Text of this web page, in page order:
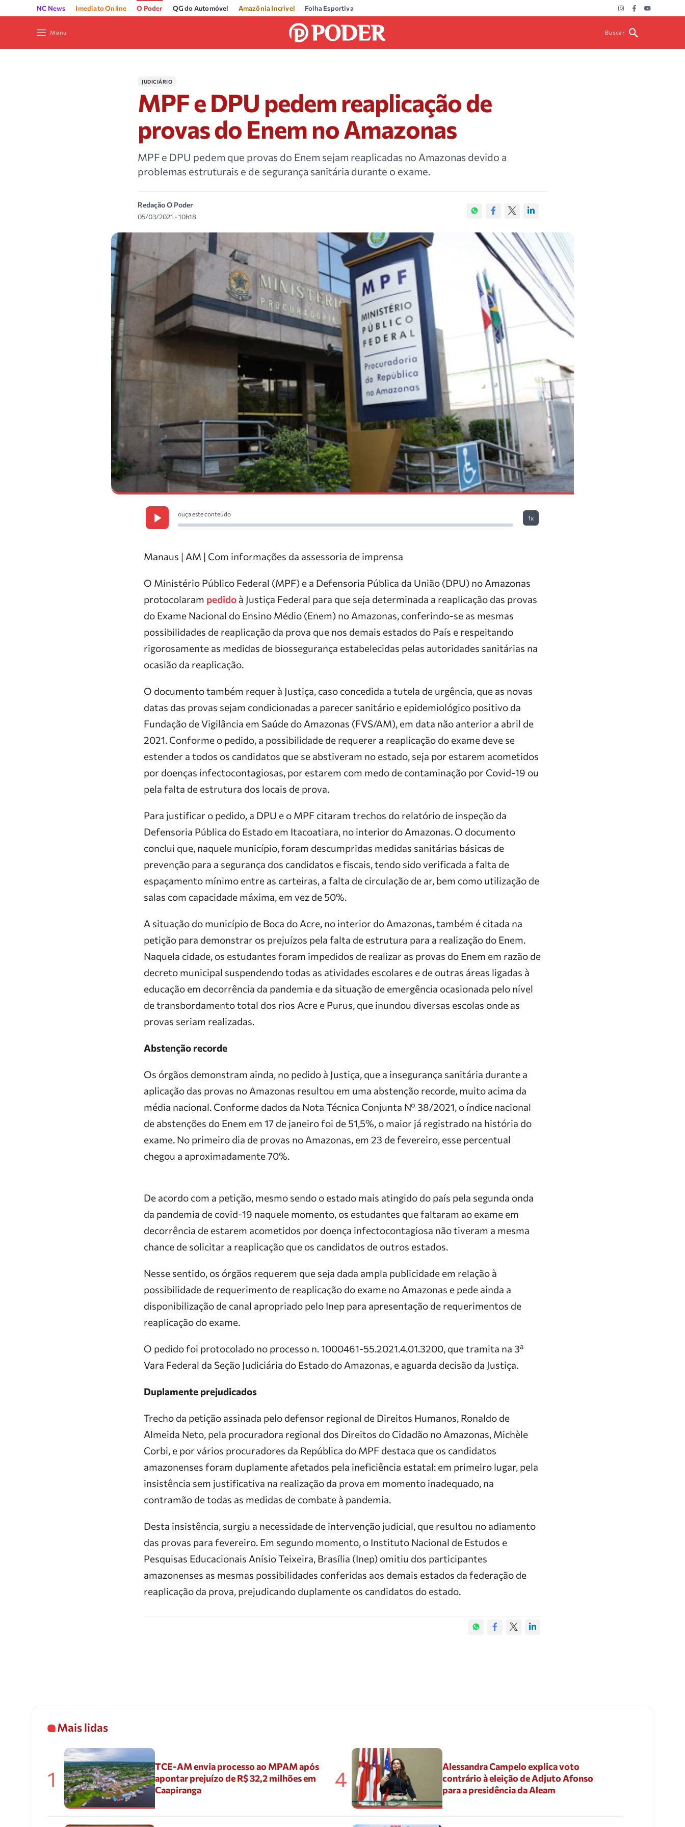
NC News Imediato Online O Poder QG do Automóvel Amazônia Incrível Folha Esportiva
Menu Buscar
JUDICIÁRIO
MPF e DPU pedem reaplicação de
provas do Enem no Amazonas
MPF e DPU pedem que provas do Enem sejam reaplicadas no Amazonas devido a
problemas estruturais e de segurança sanitária durante o exame.
Redação O Poder
05/03/2021 - 10h18
ouça este conteúdo
1x
Manaus | AM | Com informações da assessoria de imprensa
O Ministério Público Federal (MPF) e a Defensoria Pública da União (DPU) no Amazonas
protocolaram pedido à Justiça Federal para que seja determinada a reaplicação das provas
do Exame Nacional do Ensino Médio (Enem) no Amazonas, conferindo-se as mesmas
possibilidades de reaplicação da prova que nos demais estados do País e respeitando
rigorosamente as medidas de biossegurança estabelecidas pelas autoridades sanitárias na
ocasião da reaplicação.
O documento também requer à Justiça, caso concedida a tutela de urgência, que as novas
datas das provas sejam condicionadas a parecer sanitário e epidemiológico positivo da
Fundação de Vigilância em Saúde do Amazonas (FVS/AM), em data não anterior a abril de
2021. Conforme o pedido, a possibilidade de requerer a reaplicação do exame deve se
estender a todos os candidatos que se abstiveram no estado, seja por estarem acometidos
por doenças infectocontagiosas, por estarem com medo de contaminação por Covid-19 ou
pela falta de estrutura dos locais de prova.
Para justificar o pedido, a DPU e o MPF citaram trechos do relatório de inspeção da
Defensoria Pública do Estado em Itacoatiara, no interior do Amazonas. O documento
conclui que, naquele município, foram descumpridas medidas sanitárias básicas de
prevenção para a segurança dos candidatos e fiscais, tendo sido verificada a falta de
espaçamento mínimo entre as carteiras, a falta de circulação de ar, bem como utilização de
salas com capacidade máxima, em vez de 50%.
A situação do município de Boca do Acre, no interior do Amazonas, também é citada na
petição para demonstrar os prejuízos pela falta de estrutura para a realização do Enem.
Naquela cidade, os estudantes foram impedidos de realizar as provas do Enem em razão de
decreto municipal suspendendo todas as atividades escolares e de outras áreas ligadas à
educação em decorrência da pandemia e da situação de emergência ocasionada pelo nível
de transbordamento total dos rios Acre e Purus, que inundou diversas escolas onde as
provas seriam realizadas.
Abstenção recorde
Os órgãos demonstram ainda, no pedido à Justiça, que a insegurança sanitária durante a
aplicação das provas no Amazonas resultou em uma abstenção recorde, muito acima da
média nacional. Conforme dados da Nota Técnica Conjunta Nº 38/2021, o índice nacional
de abstenções do Enem em 17 de janeiro foi de 51,5%, o maior já registrado na história do
exame. No primeiro dia de provas no Amazonas, em 23 de fevereiro, esse percentual
chegou a aproximadamente 70%.
De acordo com a petição, mesmo sendo o estado mais atingido do país pela segunda onda
da pandemia de covid-19 naquele momento, os estudantes que faltaram ao exame em
decorrência de estarem acometidos por doença infectocontagiosa não tiveram a mesma
chance de solicitar a reaplicação que os candidatos de outros estados.
Nesse sentido, os órgãos requerem que seja dada ampla publicidade em relação à
possibilidade de requerimento de reaplicação do exame no Amazonas e pede ainda a
disponibilização de canal apropriado pelo Inep para apresentação de requerimentos de
reaplicação do exame.
O pedido foi protocolado no processo n. 1000461-55.2021.4.01.3200, que tramita na 3ª
Vara Federal da Seção Judiciária do Estado do Amazonas, e aguarda decisão da Justiça.
Duplamente prejudicados
Trecho da petição assinada pelo defensor regional de Direitos Humanos, Ronaldo de
Almeida Neto, pela procuradora regional dos Direitos do Cidadão no Amazonas, Michèle
Corbi, e por vários procuradores da República do MPF destaca que os candidatos
amazonenses foram duplamente afetados pela ineficiência estatal: em primeiro lugar, pela
insistência sem justificativa na realização da prova em momento inadequado, na
contramão de todas as medidas de combate à pandemia.
Desta insistência, surgiu a necessidade de intervenção judicial, que resultou no adiamento
das provas para fevereiro. Em segundo momento, o Instituto Nacional de Estudos e
Pesquisas Educacionais Anísio Teixeira, Brasília (Inep) omitiu dos participantes
amazonenses as mesmas possibilidades conferidas aos demais estados da federação de
reaplicação da prova, prejudicando duplamente os candidatos do estado.
Mais lidas
1
TCE-AM envia processo ao MPAM após
apontar prejuízo de R$ 32,2 milhões em
Caapiranga
4
Alessandra Campelo explica voto
contrário à eleição de Adjuto Afonso
para a presidência da Aleam